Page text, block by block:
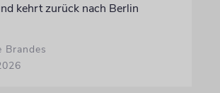
kehrt zurück nach Berlin
Brandes